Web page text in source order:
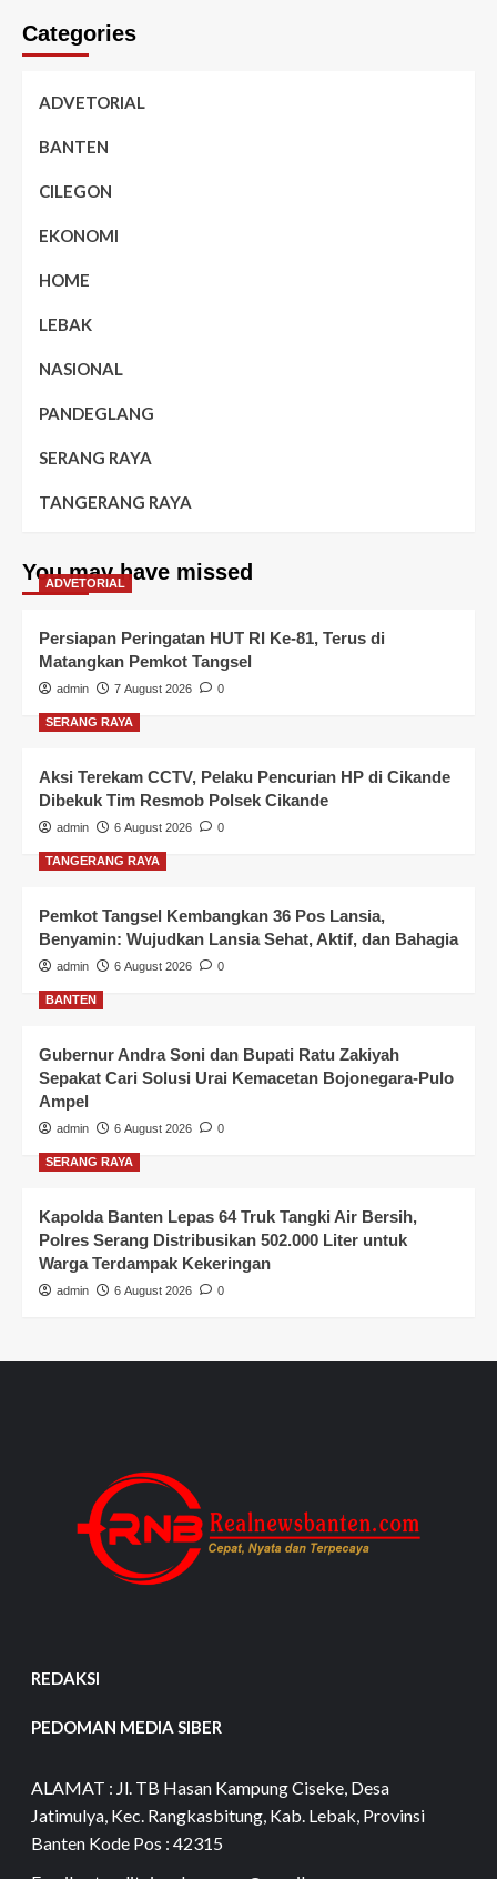
Categories
ADVETORIAL
BANTEN
CILEGON
EKONOMI
HOME
LEBAK
NASIONAL
PANDEGLANG
SERANG RAYA
TANGERANG RAYA
You may have missed
ADVETORIAL
Persiapan Peringatan HUT RI Ke-81, Terus di
Matangkan Pemkot Tangsel
admin 7 August 2026 0
SERANG RAYA
Aksi Terekam CCTV, Pelaku Pencurian HP di Cikande
Dibekuk Tim Resmob Polsek Cikande
admin 6 August 2026 0
TANGERANG RAYA
Pemkot Tangsel Kembangkan 36 Pos Lansia,
Benyamin: Wujudkan Lansia Sehat, Aktif, dan Bahagia
admin 6 August 2026 0
BANTEN
Gubernur Andra Soni dan Bupati Ratu Zakiyah
Sepakat Cari Solusi Urai Kemacetan Bojonegara-Pulo
Ampel
admin 6 August 2026 0
SERANG RAYA
Kapolda Banten Lepas 64 Truk Tangki Air Bersih,
Polres Serang Distribusikan 502.000 Liter untuk
Warga Terdampak Kekeringan
admin 6 August 2026 0
REDAKSI
PEDOMAN MEDIA SIBER
ALAMAT : Jl. TB Hasan Kampung Ciseke, Desa
Jatimulya, Kec. Rangkasbitung, Kab. Lebak, Provinsi
Banten Kode Pos : 42315